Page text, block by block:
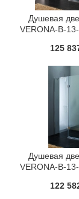
Душевая
VERONA-B-
125
Душевая
VERONA-B-
122